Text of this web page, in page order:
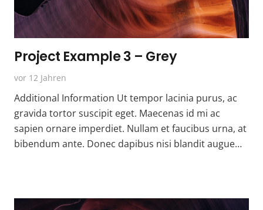
Project Example 3 – Grey
vor 12 Jahren
Additional Information Ut tempor lacinia purus, ac
gravida tortor suscipit eget. Maecenas id mi ac
sapien ornare imperdiet. Nullam et faucibus urna, at
bibendum ante. Donec dapibus nisi blandit augue…